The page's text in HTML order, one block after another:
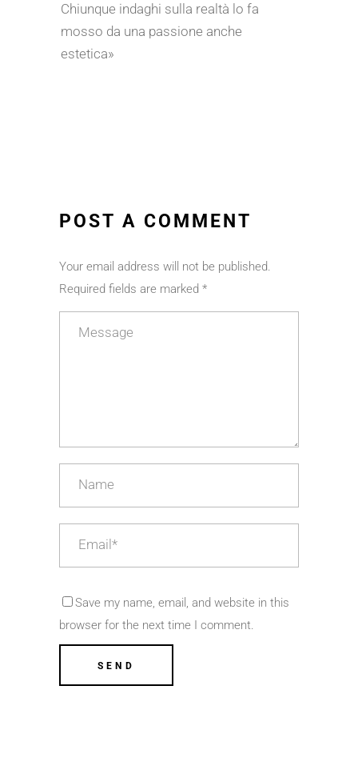
Chiunque indaghi sulla realtà lo fa
mosso da una passione anche
estetica»
POST A COMMENT
Your email address will not be published.
Required fields are marked *
Save my name, email, and website in this
browser for the next time I comment.